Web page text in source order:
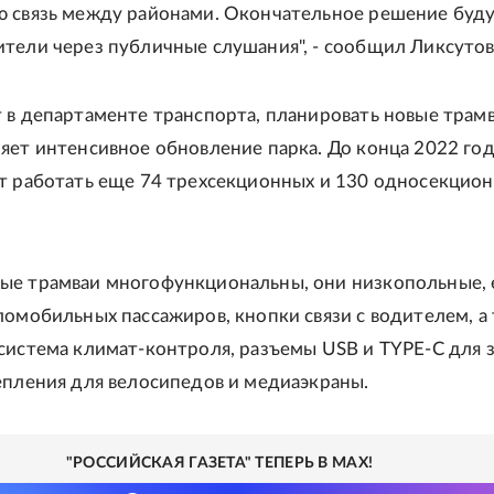
связь между районами. Окончательное решение
через публичные слушания", - сообщил
департаменте транспорта, планировать новые
интенсивное обновление парка. До конца 2022
работать еще 74 трехсекционных и 130
трамваи многофункциональны, они низкопольные,
пассажиров, кнопки связи с водителем, а
климат-контроля, разъемы USB и TYPE-C для
для велосипедов и медиаэкраны.
"РОССИЙСКАЯ ГАЗЕТА" ТЕПЕРЬ В MAX!